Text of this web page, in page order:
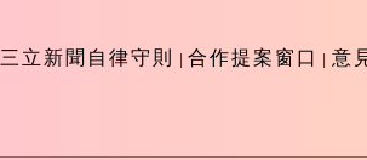
三立新聞自律守則 合作提案窗口 意